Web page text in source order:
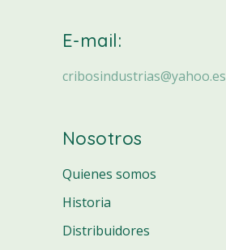
E-mail:
cribosindustrias@yahoo.es
Nosotros
Quienes somos
Historia
Distribuidores